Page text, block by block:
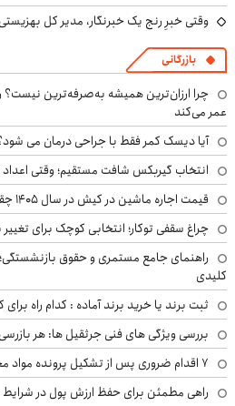
وقتی خبرِ رنج یک خبرنگار، مدیر کل
بازرگانی
چرا ارزان‌ترین همیشه به‌صرفه‌ترین
عمر می‌کند
آیا دیسک کمر فقط با جراحی درمان می
انتخاب گیربکس شافت مستقیم؛ وقتی اعداد
قیمت اجاره ماشین در کیش در سال ۱۴۰۵ چقدر تغییر کرده است؟
چراغ سقفی توکار؛ انتخابی کوچک برای
راهنمای جامع مستمری و حقوق
کلیدی
ثبت برند یا خرید برند آماده : کدام راه
بررسی ویژگی های فنی جرثقیل ها: هر
۷ اقدام ضروری پس از تشکیل پرونده مواد مخدر؛ راهنمای خانواده‌ها
راهی مطمئن برای حفظ ارزش پول در